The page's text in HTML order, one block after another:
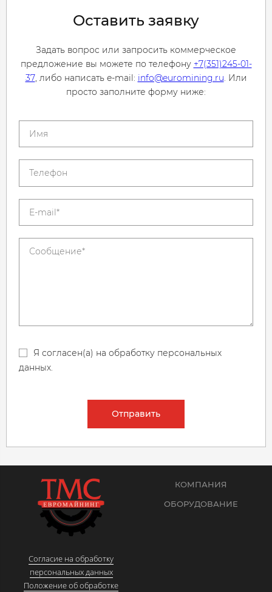
Оставить заявку
Задать вопрос или запросить коммерческое
предложение вы можете по телефону +7(351)245-01-
37, либо написать e-mail: info@euromining.ru. Или
просто заполните форму ниже:
Я согласен(а) на обработку персональных
данных.
Отправить
Согласие на обработку
персональных данных
Положение об обработке
КОМПАНИЯ
ОБОРУДОВАНИЕ